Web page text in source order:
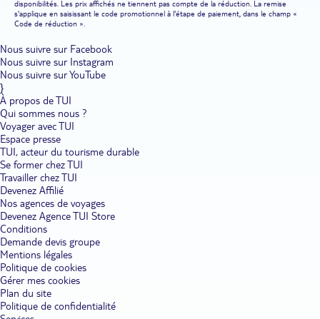
disponibilités. Les prix affichés ne tiennent pas compte de la réduction. La remise
s'applique en saisissant le code promotionnel à l'étape de paiement, dans le champ «
Code de réduction ».
Nous suivre sur Facebook
Nous suivre sur Instagram
Nous suivre sur YouTube
}
À propos de TUI
Qui sommes nous ?
Voyager avec TUI
Espace presse
TUI, acteur du tourisme durable
Se former chez TUI
Travailler chez TUI
Devenez Affilié
Nos agences de voyages
Devenez Agence TUI Store
Conditions
Demande devis groupe
Mentions légales
Politique de cookies
Gérer mes cookies
Plan du site
Politique de confidentialité